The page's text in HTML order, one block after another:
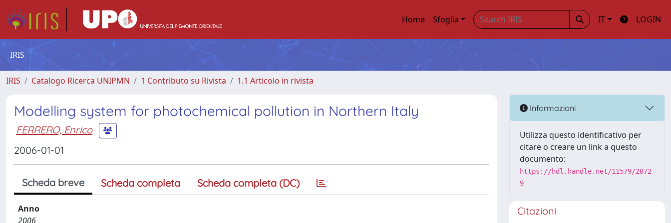
Home Sfoglia IT LOGIN
IRIS
IRIS Catalogo Ricerca UNIPMN 1 Contributo su Rivista 1.1 Articolo in rivista
Modelling system for photochemical pollution in Northern Italy
FERRERO, Enrico
2006-01-01
Scheda breve Scheda completa Scheda completa (DC)
Anno
2006
Informazioni
Utilizza questo identificativo per
citare o creare un link a questo
documento:
https://hdl.handle.net/11579/2072
9
Citazioni